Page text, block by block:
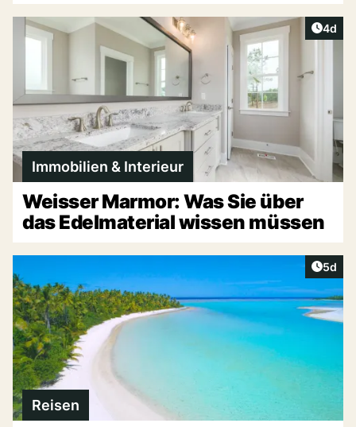
4d
Immobilien & Interieur
Weisser Marmor: Was Sie über
das Edelmaterial wissen müssen
5d
Reisen